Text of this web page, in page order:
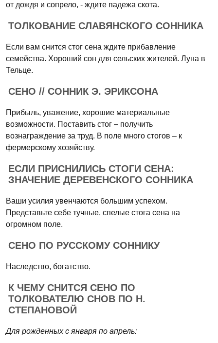
от дождя и сопрело, - ждите падежа скота.
ТОЛКОВАНИЕ СЛАВЯНСКОГО СОННИКА
Если вам снится стог сена ждите прибавление
семейства. Хороший сон для сельских жителей. Луна в
Тельце.
СЕНО // СОННИК Э. ЭРИКСОНА
Прибыль, уважение, хорошие материальные
возможности. Поставить стог – получить
вознаграждение за труд. В поле много стогов – к
фермерскому хозяйству.
ЕСЛИ ПРИСНИЛИСЬ СТОГИ СЕНА:
ЗНАЧЕНИЕ ДЕРЕВЕНСКОГО СОННИКА
Ваши усилия увенчаются большим успехом.
Представьте себе тучные, спелые стога сена на
огромном поле.
СЕНО ПО РУССКОМУ СОННИКУ
Наследство, богатство.
К ЧЕМУ СНИТСЯ СЕНО ПО
ТОЛКОВАТЕЛЮ СНОВ ПО Н.
СТЕПАНОВОЙ
Для рожденных с января по апрель: